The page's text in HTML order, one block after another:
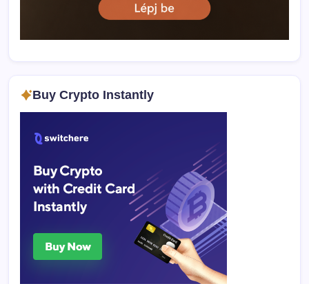
Buy Crypto Instantly